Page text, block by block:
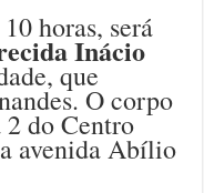
horas, será
Inácio
que
O corpo
2 do Centro
avenida Abílio